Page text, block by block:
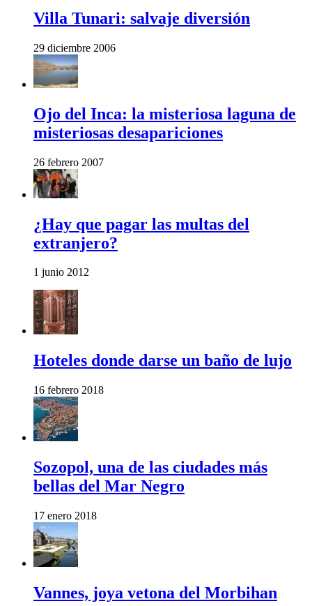
Villa Tunari: salvaje diversión
29 diciembre 2006
Ojo del Inca: la misteriosa laguna de
misteriosas desapariciones
26 febrero 2007
¿Hay que pagar las multas del
extranjero?
1 junio 2012
Hoteles donde darse un baño de lujo
16 febrero 2018
Sozopol, una de las ciudades más
bellas del Mar Negro
17 enero 2018
Vannes, joya vetona del Morbihan